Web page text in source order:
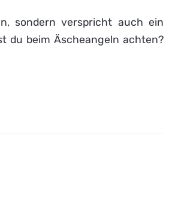
sondern verspricht auch ein
du beim Äscheangeln achten?